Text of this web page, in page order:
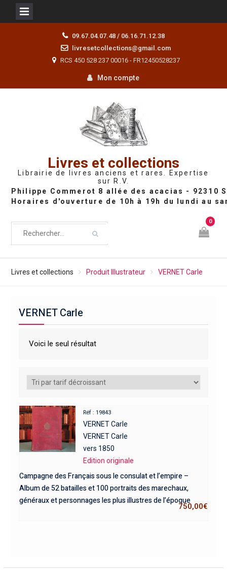
09.67.04.07.48 / 06.16.71.12.38
livresetcollections@gmail.com
RCS 450 528 237 00016 - FR12450528237
Mon compte
Livres et collections
Librairie de livres anciens et rares. Expertise
sur R.V.
0
Livres et collections Produit Illustrateur VERNET Carle
VERNET Carle
Voici le seul résultat
Réf : 19843
VERNET Carle
VERNET Carle
vers 1850
Edition originale
Campagne des Français sous le consulat et l’empire –
Album de 52 batailles et 100 portraits des marechaux,
généraux et personnages les plus illustres de l’époque
750,00€